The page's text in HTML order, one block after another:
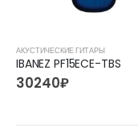
АКУСТИЧЕСКИЕ ГИТАРЫ
IBANEZ PF15ECE-TBS
30240₽